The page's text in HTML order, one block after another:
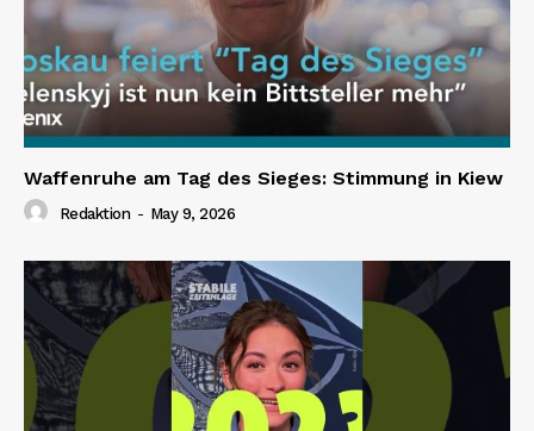
Waffenruhe am Tag des Sieges: Stimmung in Kiew
Redaktion - May 9, 2026